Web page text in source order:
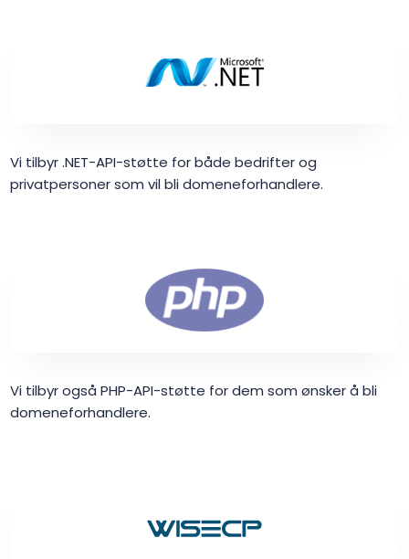
Vi tilbyr .NET-API-støtte for både bedrifter og
privatpersoner som vil bli domeneforhandlere.
Vi tilbyr også PHP-API-støtte for dem som ønsker å bli
domeneforhandlere.